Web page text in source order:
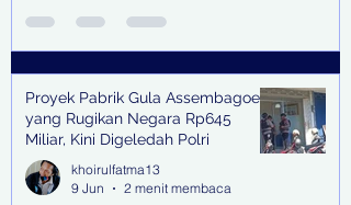
Proyek Pabrik Gula Assembagoes
yang Rugikan Negara Rp645
Miliar, Kini Digeledah Polri
khoirulfatma13
9 Jun
2 menit membaca